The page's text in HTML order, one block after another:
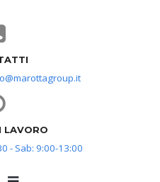
LAVORO
- Sab: 9:00-13:00